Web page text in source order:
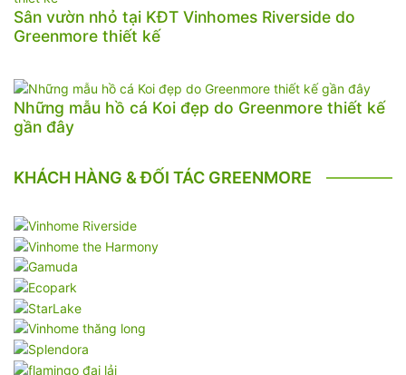
Sân vườn nhỏ tại KĐT Vinhomes Riverside do
Greenmore thiết kế
Những mẫu hồ cá Koi đẹp do Greenmore thiết kế
gần đây
KHÁCH HÀNG & ĐỐI TÁC GREENMORE